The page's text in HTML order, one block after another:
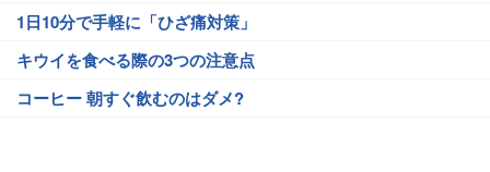
1日10分で手軽に「ひざ痛対策」
キウイを食べる際の3つの注意点
コーヒー 朝すぐ飲むのはダメ?